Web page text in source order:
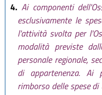
4. Ai componenti
esclusivamente le
l'attività svolta per
modalità previste
personale regionale,
di appartenenza. Ai
rimborso delle spese